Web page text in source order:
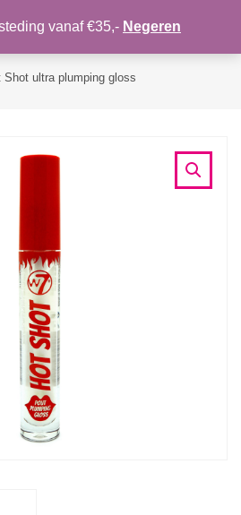
Shot ultra plumping gloss
vanaf €35,- Negeren